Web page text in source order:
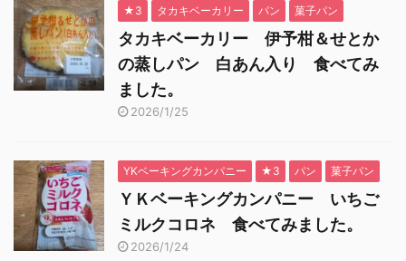
★3 タカキベーカリー パン 菓子パン
タカキベーカリー 伊予柑＆せとか
の蒸しパン 白あん入り 食べてみ
ました。
2026/1/25
YKベーキングカンパニー ★3 パン 菓子パン
ＹＫベーキングカンパニー いちご
ミルクコロネ 食べてみました。
2026/1/24